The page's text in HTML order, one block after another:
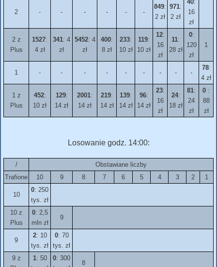
2 - - - - - -
849:
2 zł
971:
2 zł
40:
16
zł
2 z
Plus
1527:
4 zł
341: 4
zł
5452: 4
zł
400:
8 zł
233:
10 zł
119:
10 zł
12:
16
zł
11:
28 zł
0:
120
zł
1
1 - - - - - - - - -
78:
4 zł
1 z
Plus
452:
10 zł
129:
14 zł
2001:
14 zł
219:
14 zł
139:
14 zł
96:
14 zł
23:
16
zł
24:
18 zł
81:
24
zł
0 :
88
zł
Losowanie godz. 14:00:
/
Obstawiane liczby
Trafione
10 9 8 7 6 5 4 3 2 1
10
0: 250
tys. zł
10 z
Plus
0: 2,5
mln zł
9
9
2: 10
tys. zł
0: 70
tys. zł
9 z
1: 50
0: 300
8